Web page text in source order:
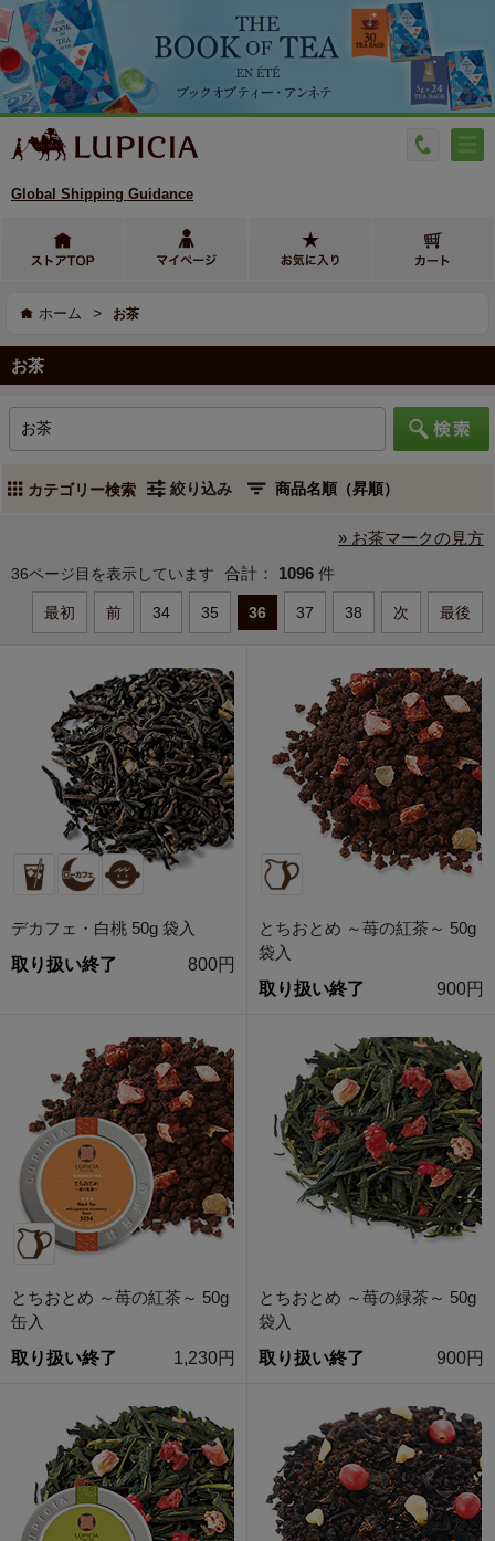
Global Shipping Guidance
ホーム > お茶
お茶
カテゴリー検索 絞り込み
» お茶マークの見方
36ページ目を表示しています 合計： 1096 件
最初 前 34 35 36 37 38 次 最後
デカフェ・白桃 50g 袋入
取り扱い終了
800円
とちおとめ ～苺の紅茶～ 50g
袋入
取り扱い終了
900円
とちおとめ ～苺の紅茶～ 50g
缶入
取り扱い終了
1,230円
とちおとめ ～苺の緑茶～ 50g
袋入
取り扱い終了
900円